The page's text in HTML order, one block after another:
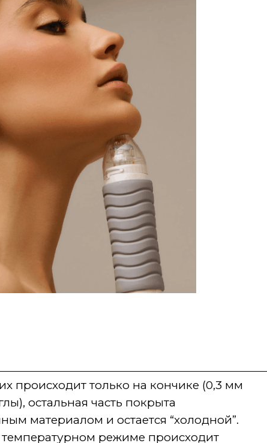
происходит только на кончике (0,3 мм
остальная часть покрыта
материалом и остается “холодной”.
режиме происходит